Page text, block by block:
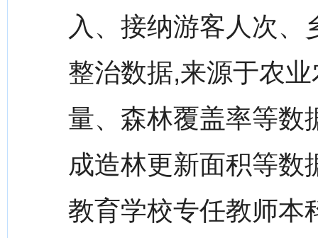
入、接纳游客人次
整治数据,来源于农
量、森林覆盖率等数
成造林更新面积等数
教育学校专任教师本